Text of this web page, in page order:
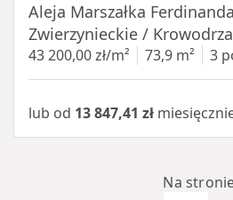
Aleja Marszałka
Zwierzynieckie /
43 200,00 zł/m² 73,9 m² 3
lub od 13 847,41 zł
Na